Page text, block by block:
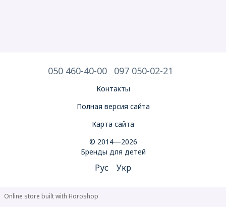
050 460-40-00 097 050-02-21
Контакты
Полная версия сайта
Карта сайта
© 2014—2026
Бренды для детей
Рус Укр
Online store built with Horoshop